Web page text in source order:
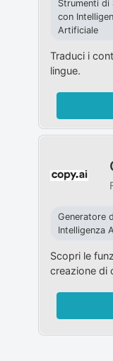
Strumenti di
con
Artificiale
Traduci i
lingue.
Generatore
Intelligenza
Scopri le
creazione di